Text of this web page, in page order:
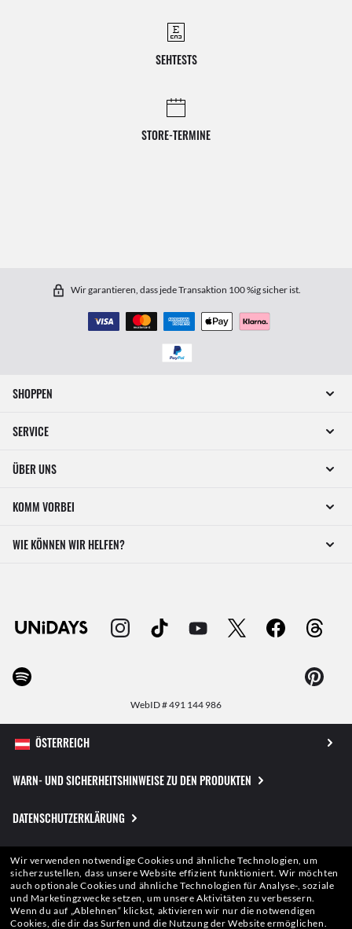
SEHTESTS
STORE-TERMINE
Wir garantieren, dass jede Transaktion 100 %ig sicher ist.
SHOPPEN
SERVICE
ÜBER UNS
KOMM VORBEI
WIE KÖNNEN WIR HELFEN?
WebID #491 144 986
WARN- UND SICHERHEITSHINWEISE ZU DEN PRODUKTEN
DATENSCHUTZERKLÄRUNG
SITEMAP
NUTZUNGSBEDINGUNGEN
Wir verwenden notwendige Cookies und ähnliche Technologien, um
sicherzustellen, dass unsere Website effizient funktioniert. Wir möchten
auch optionale Cookies und ähnliche Technologien für Analyse-, soziale
und Marketingzwecke setzen, um unsere Aktivitäten zu verbessern.
Wenn du auf „Ablehnen“ klickst, aktivieren wir nur die notwendigen
Cookies, die dir das Surfen und die Nutzung der Website ermöglichen.